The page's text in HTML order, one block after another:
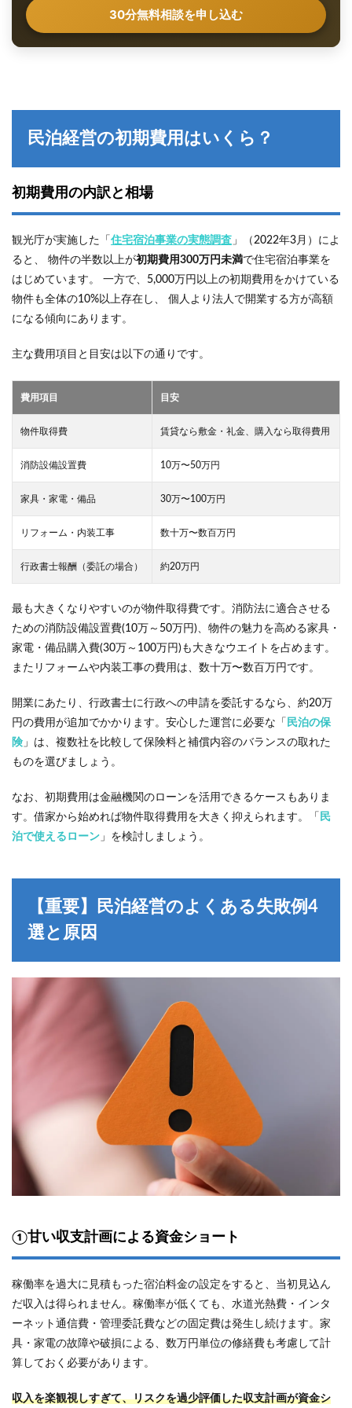
サイト
（OTA）
5.3
③レ
ビュ
最優
先す
る
5.4
④ダ
ミッ
クプ
ライ
シン
収益
大化
する
⑤運
営代
行・
管理
会社
用す
る
経営
か
る？
収
の目
安
6.1
民泊
経費
の構
造
年収
の目
安
経営
の近
隣説
化
7.2
体ご
との
条例
制を
確認
8
30分無料相談を申し込む
民泊経営の初期費用はいくら？
初期費用の内訳と相場
観光庁が実施した「 住宅宿泊事業の実態調査 」（2022年3月）によ
ると、 物件の半数以上が初期費用300万円未満で住宅宿泊事業を
はじめています。 一方で、5,000万円以上の初期費用をかけている
物件も全体の10%以上存在し、 個人より法人で開業する方が高額
になる傾向にあります。
主な費用項目と目安は以下の通りです。
費用項目 目安
物件取得費 賃貸なら敷金・礼金、購入なら取得費用
消防設備設置費 10万〜50万円
家具・家電・備品 30万〜100万円
リフォーム・内装工事 数十万〜数百万円
行政書士報酬（委託の場合） 約20万円
最も大きくなりやすいのが物件取得費です。消防法に適合させる
ための消防設備設置費(10万～50万円)、物件の魅力を高める家具・
家電・備品購入費(30万～100万円)も大きなウエイトを占めます。
またリフォームや内装工事の費用は、数十万〜数百万円です。
開業にあたり、行政書士に行政への申請を委託するなら、約20万
円の費用が追加でかかります。安心した運営に必要な「 民泊の保
険 」は、複数社を比較して保険料と補償内容のバランスの取れた
ものを選びましょう。
なお、初期費用は金融機関のローンを活用できるケースもありま
す。借家から始めれば物件取得費用を大きく抑えられます。「 民
泊で使えるローン 」を検討しましょう。
【重要】民泊経営のよくある失敗例4
選と原因
①甘い収支計画による資金ショート
稼働率を過大に見積もった宿泊料金の設定をすると、当初見込ん
だ収入は得られません。稼働率が低くても、水道光熱費・インタ
ーネット通信費・管理委託費などの固定費は発生し続けます。家
具・家電の故障や破損による、数万円単位の修繕費も考慮して計
算しておく必要があります。
収入を楽観視しすぎて、リスクを過少評価した収支計画が資金シ